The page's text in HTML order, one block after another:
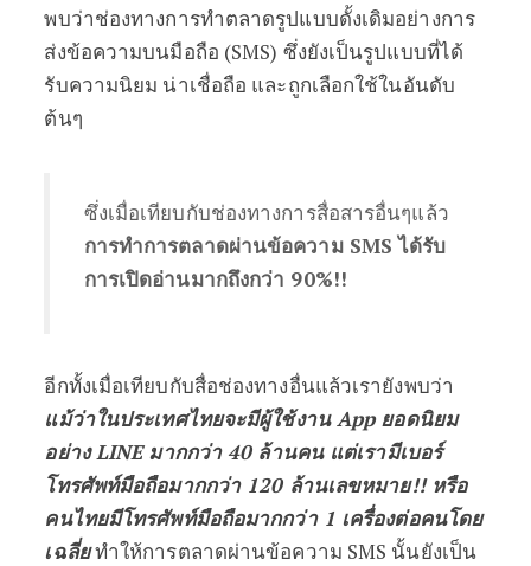
พบว่าช่องทางการทำตลาดรูปแบบดั้งเดิมอย่างการ
ส่งข้อความบนมือถือ (SMS) ซึ่งยังเป็นรูปแบบที่ได้
รับความนิยม น่าเชื่อถือ และถูกเลือกใช้ในอันดับ
ต้นๆ
ซึ่งเมื่อเทียบกับช่องทางการสื่อสารอื่นๆแล้ว
การทำการตลาดผ่านข้อความ SMS ได้รับ
การเปิดอ่านมากถึงกว่า 90%!!
อีกทั้งเมื่อเทียบกับสื่อช่องทางอื่นแล้วเรายังพบว่า
แม้ว่าในประเทศไทยจะมีผู้ใช้งาน App ยอดนิยม
อย่าง LINE มากกว่า 40 ล้านคน แต่เรามีเบอร์
โทรศัพท์มือถือมากกว่า 120 ล้านเลขหมาย!! หรือ
คนไทยมีโทรศัพท์มือถือมากกว่า 1 เครื่องต่อคนโดย
เฉลี่ยทำให้การตลาดผ่านข้อความ SMS นั้นยังเป็น